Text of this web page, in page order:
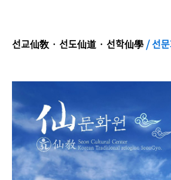
선교仙敎 · 선도仙道 · 선학仙學 /선